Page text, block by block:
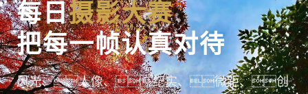
每日摄影大赛
把每一帧认真对待
风光、人像、纪实、微距、创